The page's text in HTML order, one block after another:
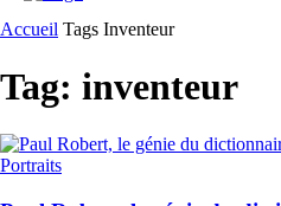
Accueil Tags Inventeur
Tag: inventeur
Portraits